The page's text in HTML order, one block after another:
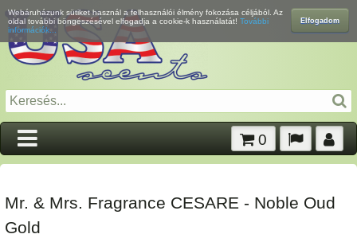
Elfogadom
Webáruházunk sütiket használ a felhasználói élmény fokozása céljából. Az
oldal további böngészésével elfogadja a cookie-k használatát! További
információk...
0
Mr. & Mrs. Fragrance CESARE - Noble Oud
Gold